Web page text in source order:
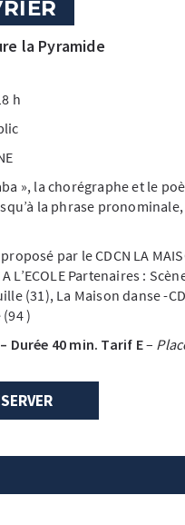
la Pyramide
h
», la chorégraphe et le
la phrase
par le CDCN LA
A L’ECOLE Partenaires :
(31), La Maison danse -
)
Durée 40 min. Tarif E–